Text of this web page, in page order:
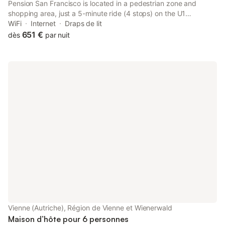
Pension San Francisco is located in a pedestrian zone and
shopping area, just a 5-minute ride (4 stops) on the U1
underground line from Vienna's city centre and 700 metres from
Belvedere Palace. Vienna Main Railway Station is 600 metres
WiFi Internet
Draps de lit
dès 651 € par nuit
Vienne (Autriche), Région de Vienne et Wienerwald
Maison d’hôte pour 6 personnes